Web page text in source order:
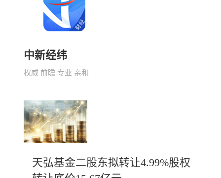
中新经纬
权威 前瞻 专业 亲和
天弘基金二股东拟转让4.99%股权